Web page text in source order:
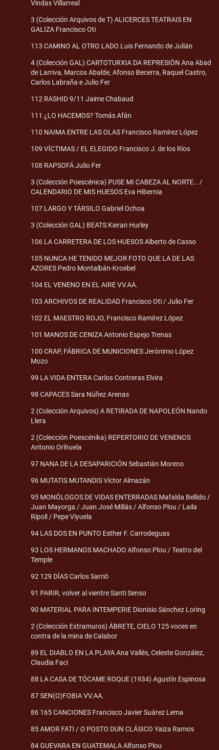
Vindas Villarreal
3 (Colección Arquivos de T) ALICERCES TEATRAIS EN
GALIZA Francisco Oti
113 CAMINO AL OTRO LADO Luis Fernando de Julián
4 (Colección GAL) CARTOTURXIA DA REPRESIÓN Ana Abad
de Larriva, Marcos Abalde, Afonso Becerra, Raquel Castro,
Carlos Labraña e Julio Fer
112 RASHID 9/11 Jaime Chabaud
111 ¿LO HACEMOS? Tomás Afán
110 NAIMA ENTRE LAS OLAS Francisco Ramírez López
109 VÍCTIMAS / EL ELEGIDO Francisco J. de los Ríos
108 RAPSOFÁ Julio Fer
3 (Colección Poescénica) PUSE MI CABEZA AL NORTE… /
CALENDARIO DE MIS HUESOS Eva Hibernia
107 LARGO Y TÁRSILO Gabriel Ochoa
3 (Colección GAL) BEATS Kieran Hurley
106 LA CARRETERA DE LOS HUESOS Alberto de Casso
105 NUNCA HE TENIDO MEJOR FOTO QUE LA DE LAS
AZORES Pedro Montalbán-Kroebel
104 EL VENENO EN EL AIRE VV.AA.
103 ARCHIVOS DE REALIDAD Francisco Oti / Julio Fer
102 EL MAESTRO ROJO, Francisco Ramírez López
101 MANOS DE CENIZA Antonio Espejo Trenas
100 CRAP, FÁBRICA DE MUNICIONES Jerónimo López
Mozo
99 LA VIDA ENTERA Carlos Contreras Elvira
98 CAPACES Sara Núñez Arenas
2 (Colección Arquivos) A RETIRADA DE NAPOLEÓN Nando
Llera
2 (Colección Poescénika) REPERTORIO DE VENENOS
Antonio Orihuela
97 NANA DE LA DESAPARICIÓN Sebastián Moreno
96 MUTATIS MUTANDIS Víctor Almazán
95 MONÓLOGOS DE VIDAS ENTERRADAS Mafalda Bellido /
Juan Mayorga / Juan José Millás / Alfonso Plou / Laila
Ripoll / Pepe Viyuela
94 LAS DOS EN PUNTO Esther F. Carrodeguas
93 LOS HERMANOS MACHADO Alfonso Plou / Teatro del
Temple
92 129 DÍAS Carlos Sarrió
91 PARIR, volver al vientre Santi Senso
90 MATERIAL PARA INTEMPERIE Dionisio Sánchez Loring
2 (Colección Extramuros) ÁBRETE, CIELO 125 voces en
contra de la mina de Calabor
89 EL DIABLO EN LA PLAYA Ana Vallés, Celeste González,
Claudia Faci
88 LA CASA DE TÓCAME ROQUE (1934) Agustín Espinosa
87 SEN(O)FOBIA VV.AA.
86 165 CANCIONES Francisco Javier Suárez Lema
85 AMOR FATI / O POSTO DUN CLÁSICO Yaiza Ramos
84 GUEVARA EN GUATEMALA Alfonso Plou